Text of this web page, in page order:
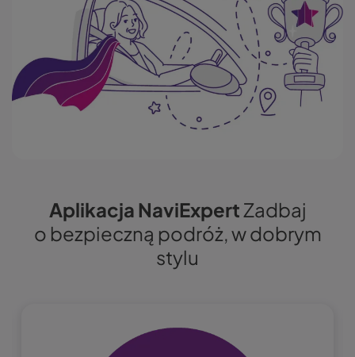
Aplikacja NaviExpert Zadbaj
o bezpieczną podróż, w dobrym
stylu